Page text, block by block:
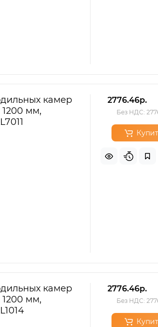
камер
мм,
2776.46р.
Без НДС:
камер
мм,
2776.46р.
Без НДС: